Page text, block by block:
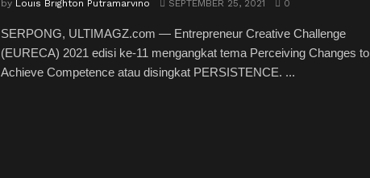
by Louis Brighton Putramarvino SEPTEMBER 25, 2021 0
SERPONG, ULTIMAGZ.com — Entrepreneur Creative Challenge
(EURECA) 2021 edisi ke-11 mengangkat tema Perceiving Changes to
Achieve Competence atau disingkat PERSISTENCE. ...